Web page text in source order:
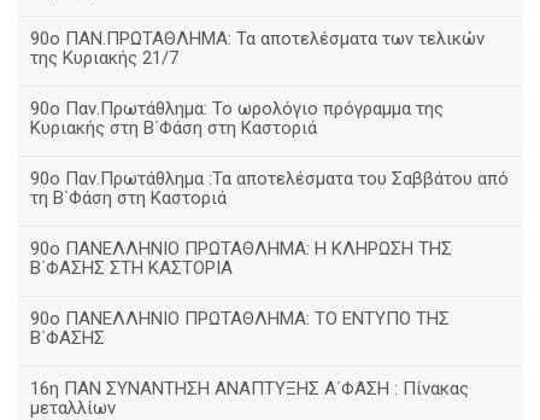
90ο ΠΑΝ.ΠΡΩΤΑΘΛΗΜΑ: Τα αποτελέσματα των τελικών
της Κυριακής 21/7
90ο Παν.Πρωτάθλημα: Το ωρολόγιο πρόγραμμα της
Κυριακής στη Β΄Φάση στη Καστοριά
90ο Παν.Πρωτάθλημα :Τα αποτελέσματα του Σαββάτου από
τη Β΄Φάση στη Καστοριά
90ο ΠΑΝΕΛΛΗΝΙΟ ΠΡΩΤΑΘΛΗΜΑ: Η ΚΛΗΡΩΣΗ ΤΗΣ
Β΄ΦΑΣΗΣ ΣΤΗ ΚΑΣΤΟΡΙΑ
90ο ΠΑΝΕΛΛΗΝΙΟ ΠΡΩΤΑΘΛΗΜΑ: ΤΟ ΕΝΤΥΠΟ ΤΗΣ
Β΄ΦΑΣΗΣ
16η ΠΑΝ ΣΥΝΑΝΤΗΣΗ ΑΝΑΠΤΥΞΗΣ Α΄ΦΑΣΗ : Πίνακας
μεταλλίων